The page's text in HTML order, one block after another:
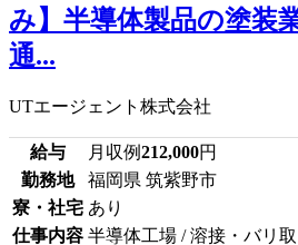
み】半導体製品の塗装
通...
UTエージェント株式会社
給与 月収例212,000円
勤務地
福岡県 筑紫野市
寮・社宅 あり
仕事内容 半導体工場 / 溶接・バリ